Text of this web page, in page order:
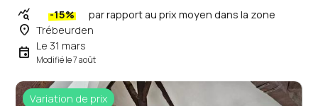
query_stats -15% par rapport au prix moyen dans la zone
place Trébeurden
event Le 31 mars
Modifié le 7 août
Variation de prix